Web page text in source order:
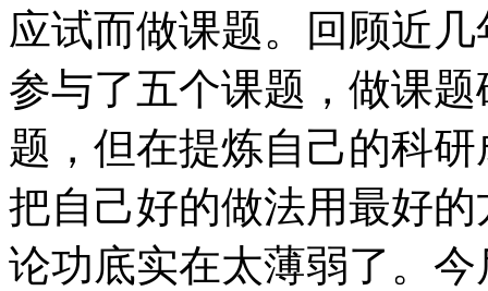
应试而做课题。回顾近
参与了五个课题，做课
题，但在提炼自己的科
把自己好的做法用最好
论功底实在太薄弱了。